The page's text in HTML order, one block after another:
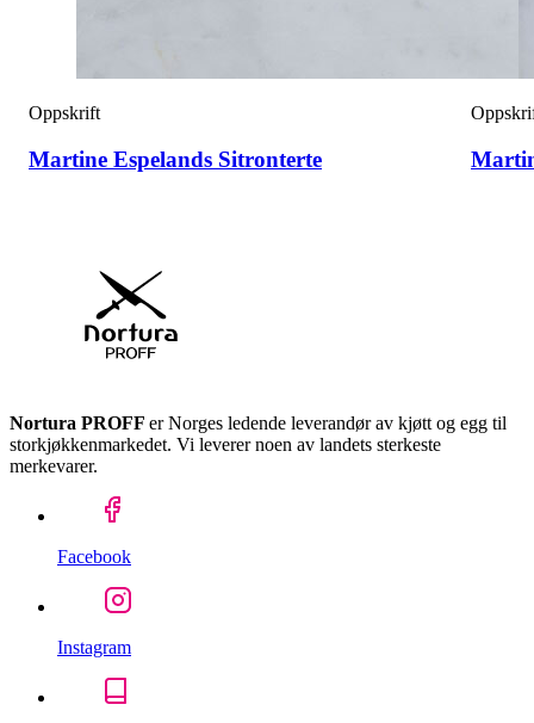
Oppskrift
Martine Espelands Sitronterte
Nortura PROFF er Norges ledende leverandør av kjøtt og egg til
storkjøkkenmarkedet. Vi leverer noen av landets sterkeste
merkevarer.
Facebook
Instagram